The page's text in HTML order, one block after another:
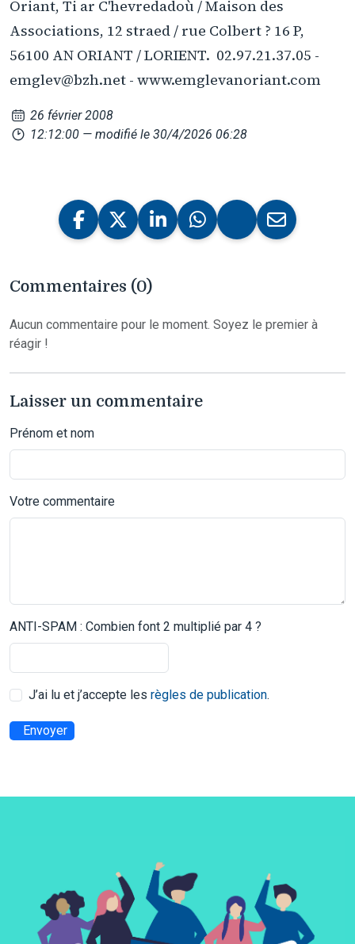
Oriant, Ti ar C'hevredadoù / Maison des
Associations, 12 straed / rue Colbert ? 16 P,
56100 AN ORIANT / LORIENT. 02.97.21.37.05 -
emglev@bzh.net - www.emglevanoriant.com
26 février 2008
12:12:00 — modifié le 30/4/2026 06:28
Commentaires (0)
Aucun commentaire pour le moment. Soyez le premier à
réagir !
Laisser un commentaire
Prénom et nom
Votre commentaire
ANTI-SPAM : Combien font 2 multiplié par 4 ?
J’ai lu et j’accepte les règles de publication.
Envoyer